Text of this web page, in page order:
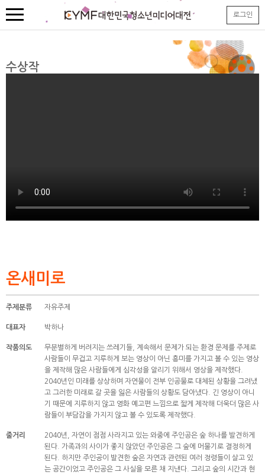
로그인
수상작
온새미로
주제분류 자유주제
대표자 박하나
작품의도
무분별하게 버려지는 쓰레기들, 계속해서 문제가 되는 환경 문제를 주제로
사람들이 무겁고 지루하게 보는 영상이 아닌 흥미를 가지고 볼 수 있는 영상
을 제작해 많은 사람들에게 심각성을 알리기 위해서 영상을 제작했다.
2040년인 미래를 상상하며 자연물이 전부 인공물로 대체된 상황을 그려냈
고 그러한 미래로 갈 곳을 잃은 사람들의 상황도 담아냈다. 긴 영상이 아니
기 때문에 지루하지 않고 영화 예고편 느낌으로 짧게 제작해 더욱더 많은 사
람들이 부담감을 가지지 않고 볼 수 있도록 제작했다.
줄거리
2040년, 자연이 점점 사라지고 있는 와중에 주인공은 숲 하나를 발견하게
된다. 가족과의 사이가 좋지 않았던 주인공은 그 숲에 머물기로 결정하게
된다. 하지만 주인공이 발견한 숲은 자연과 관련된 여러 정령들이 살고 있
는 공간이었고 주인공은 그 사실을 모른 채 지낸다. 그리고 숲의 시간과 현